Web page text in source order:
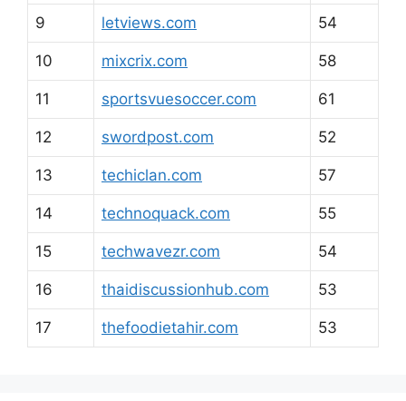
9 letviews.com 54
10 mixcrix.com 58
11 sportsvuesoccer.com 61
12 swordpost.com 52
13 techiclan.com 57
14 technoquack.com 55
15 techwavezr.com 54
16 thaidiscussionhub.com 53
17 thefoodietahir.com 53